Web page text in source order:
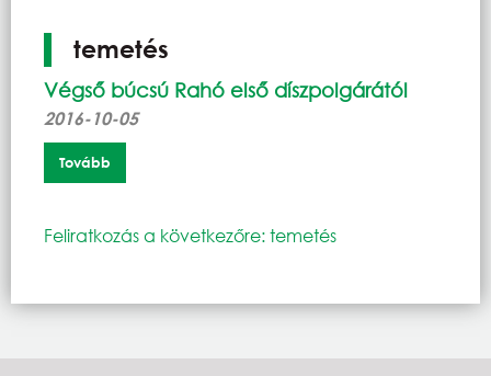
temetés
Végső búcsú Rahó első díszpolgárától
2016-10-05
Tovább
Feliratkozás a következőre: temetés